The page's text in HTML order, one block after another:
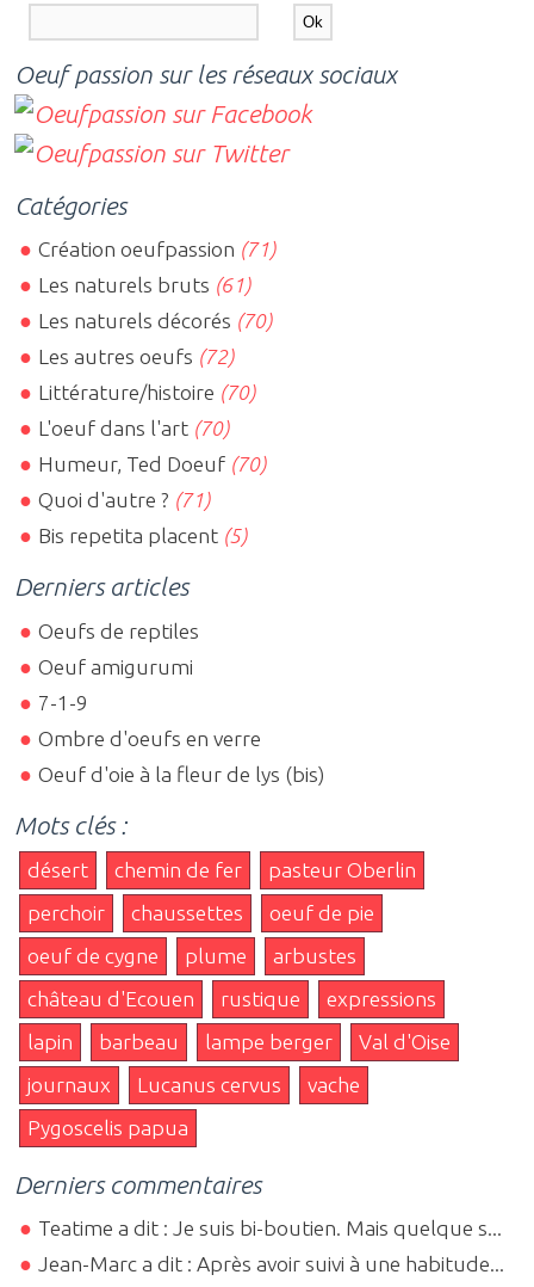
Oeuf passion sur les réseaux sociaux
Catégories
Création oeufpassion (71)
Les naturels bruts (61)
Les naturels décorés (70)
Les autres oeufs (72)
Littérature/histoire (70)
L'oeuf dans l'art (70)
Humeur, Ted Doeuf (70)
Quoi d'autre ? (71)
Bis repetita placent (5)
Derniers articles
Oeufs de reptiles
Oeuf amigurumi
7-1-9
Ombre d'oeufs en verre
Oeuf d'oie à la fleur de lys (bis)
Mots clés :
désert chemin de fer
pasteur Oberlin
perchoir
chaussettes
oeuf de pie
oeuf de cygne
plume
arbustes
château d'Ecouen
rustique
expressions
lapin
barbeau lampe berger
Val d'Oise
journaux
Lucanus cervus
vache
Pygoscelis papua
Derniers commentaires
Teatime a dit : Je suis bi-boutien. Mais quelque s...
Jean-Marc a dit : Après avoir suivi à une habitude...